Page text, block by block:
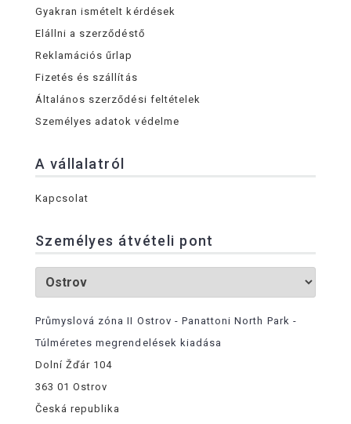
Gyakran ismételt kérdések
Elállni a szerződéstő
Reklamációs űrlap
Fizetés és szállítás
Általános szerződési feltételek
Személyes adatok védelme
A vállalatról
Kapcsolat
Személyes átvételi pont
Průmyslová zóna II Ostrov - Panattoni North Park -
Túlméretes megrendelések kiadása
Dolní Žďár 104
363 01 Ostrov
Česká republika